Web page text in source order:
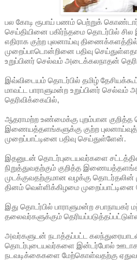
பல கோடி ரூபாய் பணம் பெற்றுக்
செய்தியினை பகிர்ந்தமை தொடர்பில்
எதிராக குற்ற புலனாய்வு
முறைப்பாடொன்றினை பதிவு
உறுப்பினர் செல்வம் அடைக்கலநாதன்
இவ்விடையம் தொடர்பில் தமிழ்
மாவட்ட பாராளுமன்ற உறுப்பினர்
தெரிவிக்கையில்,
ஆதராமற்ற உண்மைக்கு புறம்பான குறித்த
இணையத்தளங்களுக்கு குற்ற
முறைப்பாட்டினை பதிவு செய்துள்ளேன்.
இதனுடன் தொடர்புடையவர்களை
நிறுத்துவதற்கும் குறித்த
முடக்குவதற்குமான வழக்கு தொடர்தலின்
தினம் வெள்ளிக்கிழமை
இது தொடர்பில் பாராளுமன்ற சபாநாயகர்
தலைவர்களுக்கும்
அவர்களுடன் நடாத்தப்பட்ட
தொடர்புடையவர்களை இன்டர்போல் ஊடாக
நடவடிக்கைகளை மேற்கொள்வதற்கு